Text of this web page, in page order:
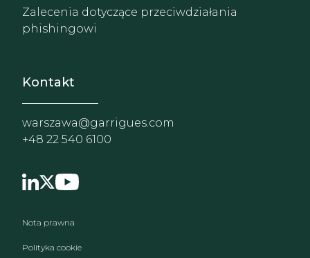
Zalecenia dotyczące przeciwdziałania
phishingowi
Kontakt
warszawa@garrigues.com
+48 22 540 6100
Menu stopki
Nota prawna
Polityka cookie